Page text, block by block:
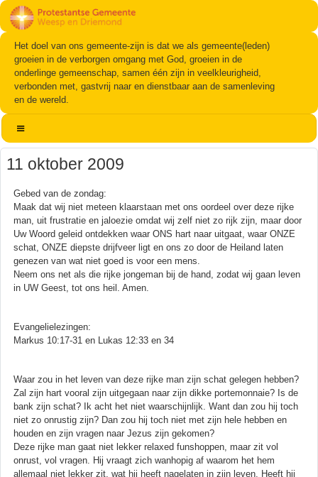
Het doel van ons gemeente-zijn is dat we als gemeente(leden)
groeien in de verborgen omgang met God, groeien in de
onderlinge gemeenschap, samen één zijn in veelkleurigheid,
verbonden met, gastvrij naar en dienstbaar aan de samenleving
en de wereld.
11 oktober 2009
Gebed van de zondag:
Maak dat wij niet meteen klaarstaan met ons oordeel over deze rijke
man, uit frustratie en jaloezie omdat wij zelf niet zo rijk zijn, maar door
Uw Woord geleid ontdekken waar ONS hart naar uitgaat, waar ONZE
schat, ONZE diepste drijfveer ligt en ons zo door de Heiland laten
genezen van wat niet goed is voor een mens.
Neem ons net als die rijke jongeman bij de hand, zodat wij gaan leven
in UW Geest, tot ons heil. Amen.
Evangelielezingen:
Markus 10:17-31 en Lukas 12:33 en 34
Waar zou in het leven van deze rijke man zijn schat gelegen hebben?
Zal zijn hart vooral zijn uitgegaan naar zijn dikke portemonnaie? Is de
bank zijn schat? Ik acht het niet waarschijnlijk. Want dan zou hij toch
niet zo onrustig zijn? Dan zou hij toch niet met zijn hele hebben en
houden en zijn vragen naar Jezus zijn gekomen?
Deze rijke man gaat niet lekker relaxed funshoppen, maar zit vol
onrust, vol vragen. Hij vraagt zich wanhopig af waarom het hem
allemaal niet lekker zit, wat hij heeft nagelaten in zijn leven. Heeft hij